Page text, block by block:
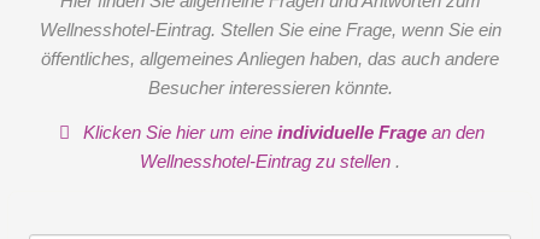
Wellnesshotel-Eintrag. Stellen Sie eine Frage, wenn Sie ein
öffentliches, allgemeines Anliegen haben, das auch andere
Besucher interessieren könnte.
Klicken Sie hier um eineindividuelle Frage an den
Wellnesshotel-Eintrag zu stellen .